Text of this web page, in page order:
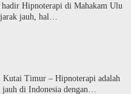
Hipnoterapi di Mahakam Ulu
jauh, hal…
Timur – Hipnoterapi adalah
di Indonesia dengan…